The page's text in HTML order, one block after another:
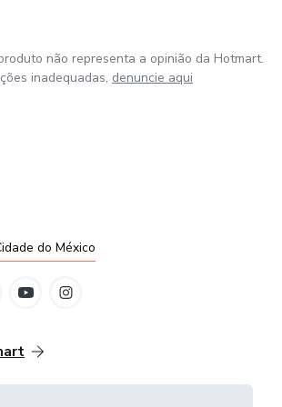
não representa a opinião da Hotmart.
inadequadas, denuncie aqui
do México